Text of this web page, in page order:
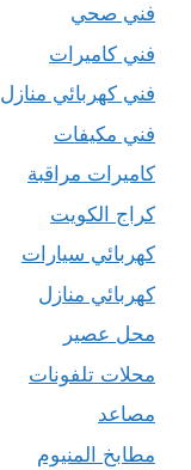
فني صحي
فني كاميرات
فني كهربائي منازل
فني مكيفات
كاميرات مراقبة
كراج الكويت
كهربائي سيارات
كهربائي منازل
محل عصير
محلات تلفونات
مصاعد
مطابخ المنيوم